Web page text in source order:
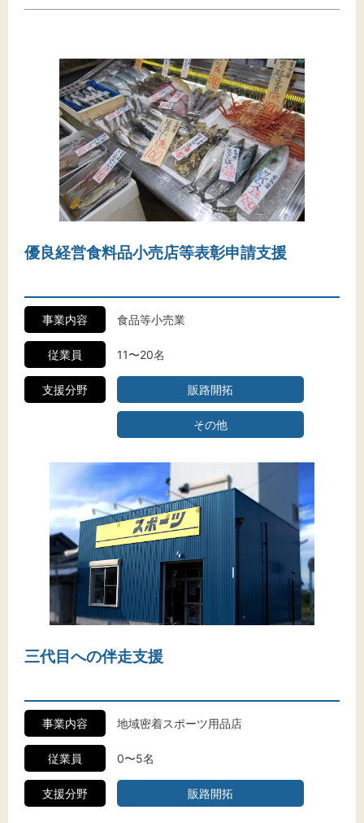
優良経営食料品小売店等表彰申請支援
事業内容 食品等小売業
従業員 11〜20名
支援分野 販路開拓
その他
三代目への伴走支援
事業内容 地域密着スポーツ用品店
従業員 0〜5名
支援分野 販路開拓